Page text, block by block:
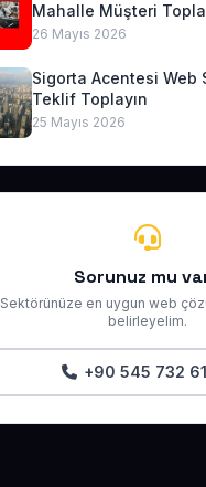
Mahalle Müşteri
26 Mayıs 2026
Sigorta Acentesi Web
Teklif Toplayın
25 Mayıs 2026
Sorunuz mu
Sektörünüze en uygun web
belirleyelim.
+90 545 732